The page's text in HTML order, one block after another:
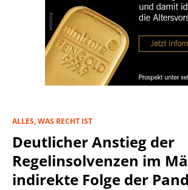
ALLES, WAS RECHT IST
Deutlicher Anstieg der
Regelinsolvenzen im
indirekte Folge der